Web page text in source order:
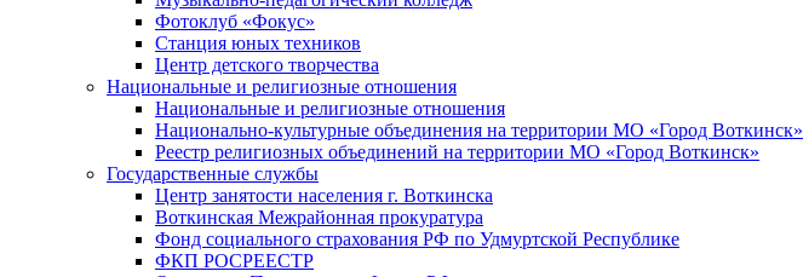
Фотоклуб «Фокус»
Станция юных техников
Центр детского творчества
Национальные и религиозные отношения
Национальные и религиозные отношения
Национально-культурные объединения на территории МО «Город Воткинск»
Реестр религиозных объединений на территории МО «Город Воткинск»
Государственные службы
Центр занятости населения г. Воткинска
Воткинская Межрайонная прокуратура
Фонд социального страхования РФ по Удмуртской Республике
ФКП РОСРЕЕСТР